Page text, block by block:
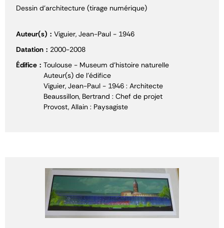
Dessin d'architecture (tirage numérique)
Auteur(s)
Viguier, Jean-Paul - 1946
Datation
2000-2008
Édifice
Toulouse - Museum d'histoire naturelle
Auteur(s) de l'édifice
Viguier, Jean-Paul - 1946 : Architecte
Beaussillon, Bertrand : Chef de projet
Provost, Allain : Paysagiste